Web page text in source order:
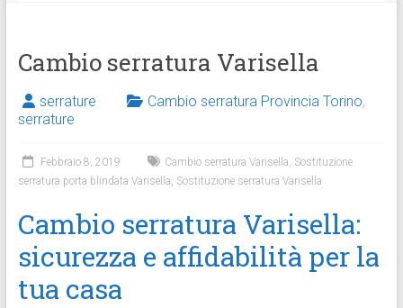
Cambio serratura Varisella
serrature Cambio serratura Provincia Torino,
serrature
Febbraio 8, 2019 Cambio serratura Varisella, Sostituzione
serratura porta blindata Varisella, Sostituzione serratura Varisella
Cambio serratura Varisella:
sicurezza e affidabilità per la
tua casa